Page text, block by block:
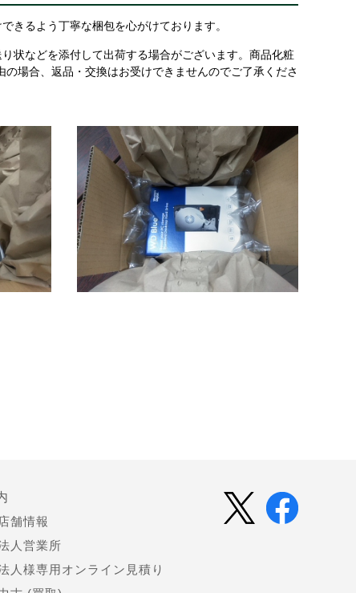
きるよう丁寧な梱包を心がけております。
状などを添付して出荷する場合がございます。商品化粧
場合、返品・交換はお受けできませんのでご了承くださ
店舗情報
人営業所
人様専用オンライン見積り